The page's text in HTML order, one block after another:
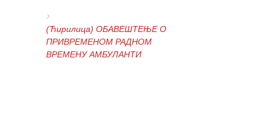
(Ћирилица) ОБАВЕШТЕЊЕ О
ПРИВРЕМЕНОМ РАДНОМ
ВРЕМЕНУ АМБУЛАНТИ